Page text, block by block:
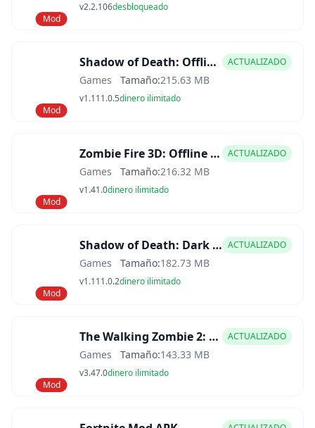
Mod
v2.2.106desbloqueado
Mod
Shadow of Death: Offline Games Mod APK ACTUALIZADO
Games Tamaño:215.63 MB
v1.111.0.5dinero ilimitado
Mod
Zombie Fire 3D: Offline Game Mod APK ACTUALIZADO
Games Tamaño:216.32 MB
v1.41.0dinero ilimitado
Mod
Shadow of Death: Dark Knight Mod APK ACTUALIZADO
Games Tamaño:182.73 MB
v1.111.0.2dinero ilimitado
Mod
The Walking Zombie 2: Shooter Mod APK ACTUALIZADO
Games Tamaño:143.33 MB
v3.47.0dinero ilimitado